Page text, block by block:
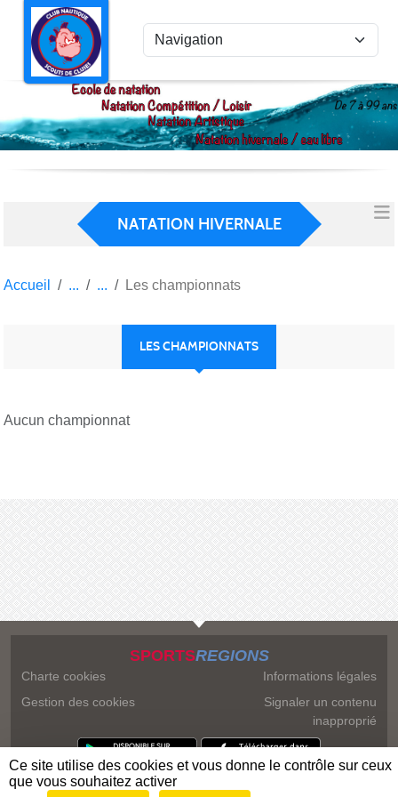
NATATION HIVERNALE
Accueil Les championnats
LES CHAMPIONNATS
Aucun championnat
SPORTSREGIONS
Charte cookies
Gestion des cookies
Informations légales
Signaler un contenu
inapproprié
Panneau de gestion des cookies
Ce site utilise des cookies et vous donne le contrôle sur ceux
que vous souhaitez activer